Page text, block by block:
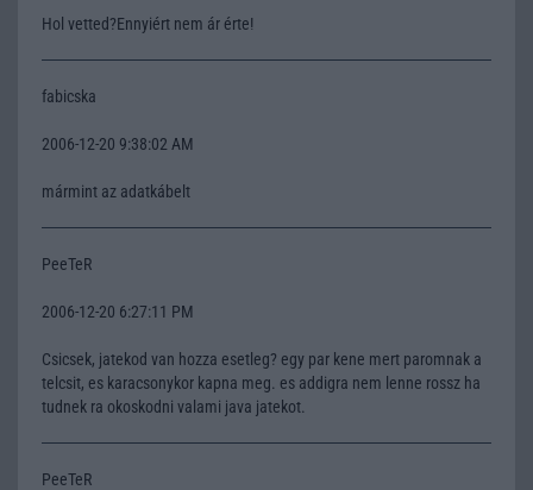
Hol vetted?Ennyiért nem ár érte!
fabicska
2006-12-20 9:38:02 AM
mármint az adatkábelt
PeeTeR
2006-12-20 6:27:11 PM
Csicsek, jatekod van hozza esetleg? egy par kene mert paromnak a
telcsit, es karacsonykor kapna meg. es addigra nem lenne rossz ha
tudnek ra okoskodni valami java jatekot.
PeeTeR